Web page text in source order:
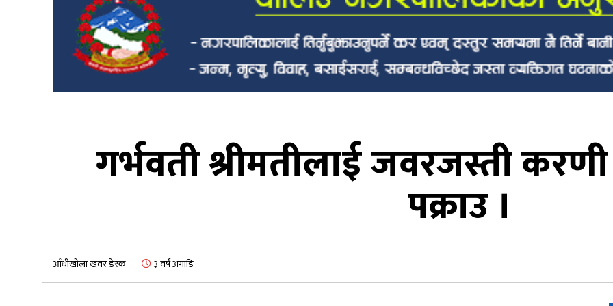
गर्भवती श्रीमतीलाई जवरजस्ती
पक्राउ ।
आँधीखोला खवर डेस्क ३ वर्ष अगाडि